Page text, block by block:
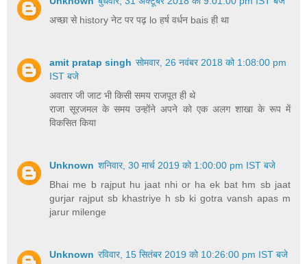
अच्छा से history नेट पर पढ़ lo हर्ष वर्धन bais ही था
amit pratap singh सोमवार, 26 नवंबर 2018 को 1:08:00 pm
IST बजे
अवतार जी जाट भी किसी समय राजपूत ही थे
राजा सूरजमल के समय उन्होंने अपने को एक अलग शाखा के रूप में
विकसित किया
Unknown शनिवार, 30 मार्च 2019 को 1:00:00 pm IST बजे
Bhai me b rajput hu jaat nhi or ha ek bat hm sb jaat
gurjar rajput sb khastriye h sb ki gotra vansh apas m
jarur milenge
Unknown रविवार, 15 सितंबर 2019 को 10:26:00 pm IST बजे